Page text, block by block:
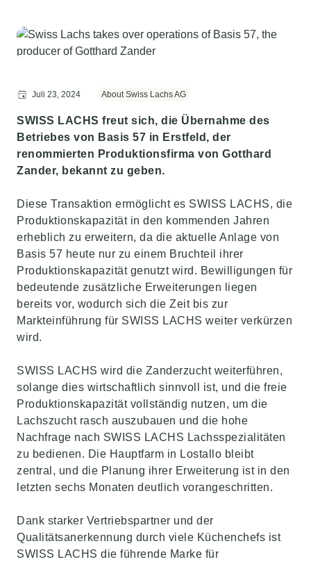
Juli 23, 2024 About Swiss Lachs AG
SWISS LACHS freut sich, die Übernahme des
Betriebes von Basis 57 in Erstfeld, der
renommierten Produktionsfirma von Gotthard
Zander, bekannt zu geben.
Diese Transaktion ermöglicht es SWISS LACHS, die
Produktionskapazität in den kommenden Jahren
erheblich zu erweitern, da die aktuelle Anlage von
Basis 57 heute nur zu einem Bruchteil ihrer
Produktionskapazität genutzt wird. Bewilligungen für
bedeutende zusätzliche Erweiterungen liegen
bereits vor, wodurch sich die Zeit bis zur
Markteinführung für SWISS LACHS weiter verkürzen
wird.
SWISS LACHS wird die Zanderzucht weiterführen,
solange dies wirtschaftlich sinnvoll ist, und die freie
Produktionskapazität vollständig nutzen, um die
Lachszucht rasch auszubauen und die hohe
Nachfrage nach SWISS LACHS Lachsspezialitäten
zu bedienen. Die Hauptfarm in Lostallo bleibt
zentral, und die Planung ihrer Erweiterung ist in den
letzten sechs Monaten deutlich vorangeschritten.
Dank starker Vertriebspartner und der
Qualitätsanerkennung durch viele Küchenchefs ist
SWISS LACHS die führende Marke für